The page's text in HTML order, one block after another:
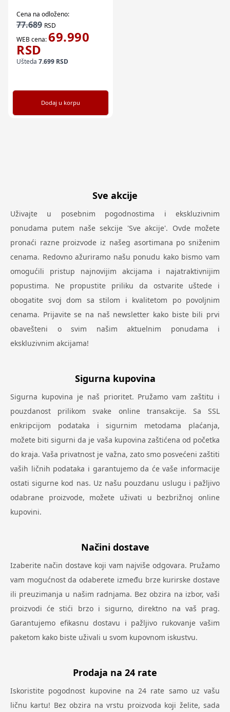
Cena na odloženo:
77.689 RSD
WEB cena:69.990
RSD
Ušteda 7.699 RSD
Dodaj u korpu
Sve akcije
Uživajte u posebnim pogodnostima i ekskluzivnim
ponudama putem naše sekcije 'Sve akcije'. Ovde možete
pronaći razne proizvode iz našeg asortimana po sniženim
cenama. Redovno ažuriramo našu ponudu kako bismo vam
omogućili pristup najnovijim akcijama i najatraktivnijim
popustima. Ne propustite priliku da ostvarite uštede i
obogatite svoj dom sa stilom i kvalitetom po povoljnim
cenama. Prijavite se na naš newsletter kako biste bili prvi
obavešteni o svim našim aktuelnim ponudama i
ekskluzivnim akcijama!
Sigurna kupovina
Sigurna kupovina je naš prioritet. Pružamo vam zaštitu i
pouzdanost prilikom svake online transakcije. Sa SSL
enkripcijom podataka i sigurnim metodama plaćanja,
možete biti sigurni da je vaša kupovina zaštićena od početka
do kraja. Vaša privatnost je važna, zato smo posvećeni zaštiti
vaših ličnih podataka i garantujemo da će vaše informacije
ostati sigurne kod nas. Uz našu pouzdanu uslugu i pažljivo
odabrane proizvode, možete uživati u bezbrižnoj online
kupovini.
Načini dostave
Izaberite način dostave koji vam najviše odgovara. Pružamo
vam mogućnost da odaberete između brze kurirske dostave
ili preuzimanja u našim radnjama. Bez obzira na izbor, vaši
proizvodi će stići brzo i sigurno, direktno na vaš prag.
Garantujemo efikasnu dostavu i pažljivo rukovanje vašim
paketom kako biste uživali u svom kupovnom iskustvu.
Prodaja na 24 rate
Iskoristite pogodnost kupovine na 24 rate samo uz vašu
ličnu kartu! Bez obzira na vrstu proizvoda koji želite, sada